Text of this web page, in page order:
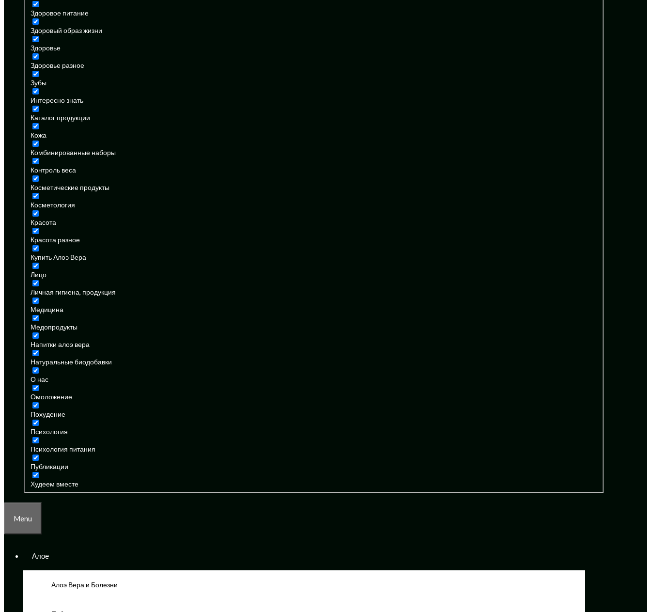
Здоровое питание
Здоровый образ жизни
Здоровье
Здоровье разное
Зубы
Интересно знать
Каталог продукции
Кожа
Комбинированные наборы
Контроль веса
Косметические продукты
Косметология
Красота
Красота разное
Купить Алоэ Вера
Лицо
Личная гигиена, продукция
Медицина
Медопродукты
Напитки алоэ вера
Натуральные биодобавки
О нас
Омоложение
Похудение
Психология
Психология питания
Публикации
Худеем вместе
Menu
Алое
Алоэ Вера и Болезни